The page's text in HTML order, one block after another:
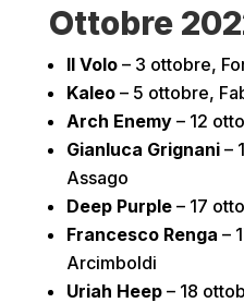
Ottobre
Il Volo– 3 ottobre,
Kaleo – 5 ottobre,
Arch Enemy – 12
Gianluca Grignani –
Assago
Deep Purple– 17
Francesco Renga –
Arcimboldi
Uriah Heep – 18